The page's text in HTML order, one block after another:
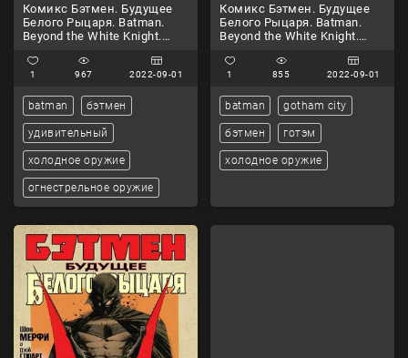
Комикс Бэтмен. Будущее
Белого Рыцаря. Batman.
Beyond the White Knight.
1 967 2022-09-01
batman бэтмен
удивительный
холодное оружие
огнестрельное оружие
Комикс Бэтмен. Будущее
Белого Рыцаря. Batman.
Beyond the White Knight.
1 855 2022-09-01
batman gotham city
бэтмен готэм
холодное оружие